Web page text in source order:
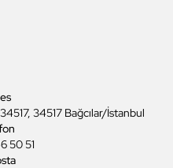
34517 Bağcılar/İstanbul
50 51